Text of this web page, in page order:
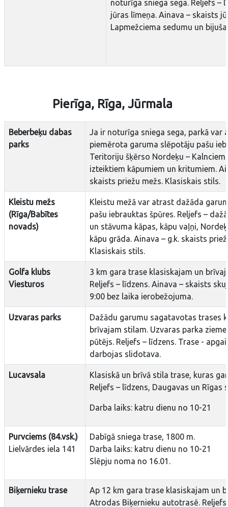
noturīga sniega sega. Reljefs –
jūras līmeņa. Ainava – skaists
Lapmežciema sedumu un
Pierīga, Rīga, Jūrmala
Beberbeķu dabas
parks
Ja ir noturīga sniega sega, parkā var
piemērota garuma slēpotāju pašu
Teritoriju šķērso Nordeķu –
izteiktiem kāpumiem un kritumiem.
skaists priežu mežs. Klasiskais stils.
Kleistu mežs
(Rīga/Babītes
novads)
Kleistu mežā var atrast dažāda
pašu iebrauktas špūres. Reljefs –
un stāvuma kāpas, kāpu vaļņi,
kāpu grāda. Ainava – g.k. skaists
Klasiskais stils.
Golfa klubs
Viesturos
3 km gara trase klasiskajam un
Reljefs – līdzens. Ainava – skaists
9:00 bez laika ierobežojuma.
Uzvaras parks
Dažādu garumu sagatavotas trases
brīvajam stilam. Uzvaras parka
pūtējs. Reljefs – līdzens. Trase -
darbojas slidotava.
Lucavsala
Klasiskā un brīvā stila trase, kuras
Reljefs – līdzens, Daugavas un Rīgas
Darba laiks: katru dienu no 10-21
Purvciems (84.vsk.)
Lielvārdes iela 141
Dabīgā sniega trase, 1800 m.
Darba laiks: katru dienu no 10-21
Slēpju noma no 16.01.
Biķernieku trase
Ap 12 km gara trase klasiskajam un
Atrodas Biķernieku autotrasē. Reljefs